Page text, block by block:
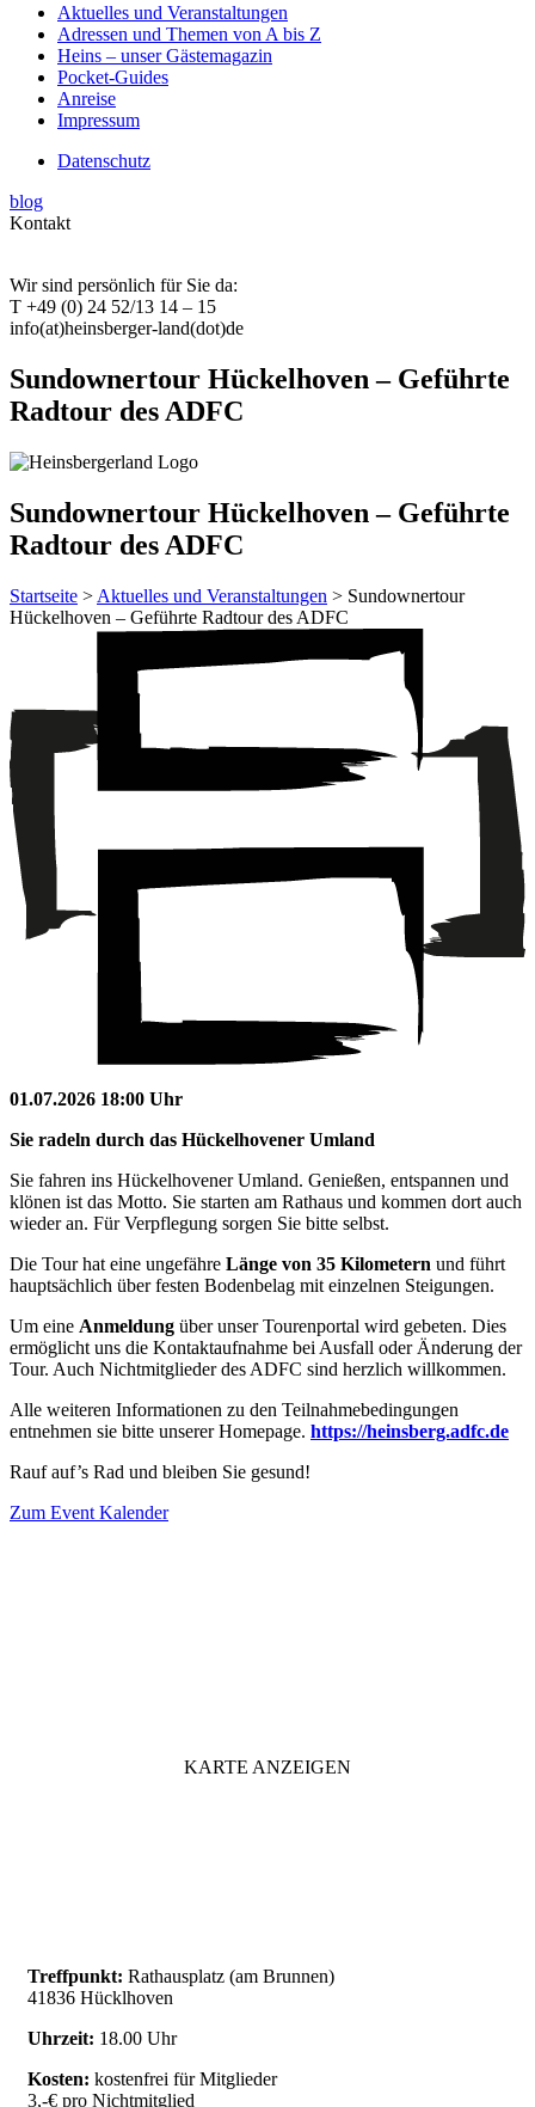
Aktuelles und Veranstaltungen
Adressen und Themen von A bis Z
Heins – unser Gästemagazin
Pocket-Guides
Anreise
Impressum
Datenschutz
blog
Kontakt
Wir sind persönlich für Sie da:
T +49 (0) 24 52/13 14 – 15
info(at)heinsberger-land(dot)de
Sundownertour Hückelhoven – Geführte
Radtour des ADFC
Sundownertour Hückelhoven – Geführte
Radtour des ADFC
Startseite > Aktuelles und Veranstaltungen > Sundownertour
Hückelhoven – Geführte Radtour des ADFC
01.07.2026 18:00 Uhr
Sie radeln durch das Hückelhovener Umland
Sie fahren ins Hückelhovener Umland. Genießen, entspannen und
klönen ist das Motto. Sie starten am Rathaus und kommen dort auch
wieder an. Für Verpflegung sorgen Sie bitte selbst.
Die Tour hat eine ungefähre Länge von 35 Kilometern und führt
hauptsächlich über festen Bodenbelag mit einzelnen Steigungen.
Um eine Anmeldung über unser Tourenportal wird gebeten. Dies
ermöglicht uns die Kontaktaufnahme bei Ausfall oder Änderung der
Tour. Auch Nichtmitglieder des ADFC sind herzlich willkommen.
Alle weiteren Informationen zu den Teilnahmebedingungen
entnehmen sie bitte unserer Homepage. https://heinsberg.adfc.de
Rauf auf’s Rad und bleiben Sie gesund!
Zum Event Kalender
KARTE ANZEIGEN
Treffpunkt: Rathausplatz (am Brunnen)
41836 Hücklhoven
Uhrzeit: 18.00 Uhr
Kosten: kostenfrei für Mitglieder
3,-€ pro Nichtmitglied